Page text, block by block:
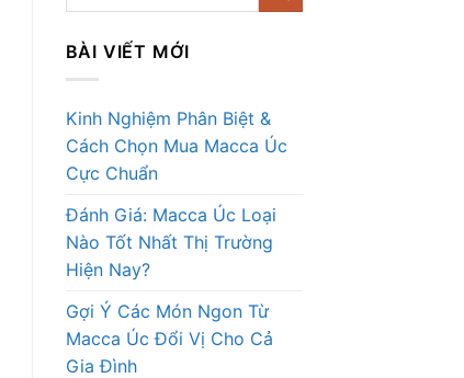
BÀI VIẾT MỚI
Kinh Nghiệm Phân Biệt &
Cách Chọn Mua Macca Úc
Cực Chuẩn
Đánh Giá: Macca Úc Loại
Nào Tốt Nhất Thị Trường
Hiện Nay?
Gợi Ý Các Món Ngon Từ
Macca Úc Đổi Vị Cho Cả
Gia Đình